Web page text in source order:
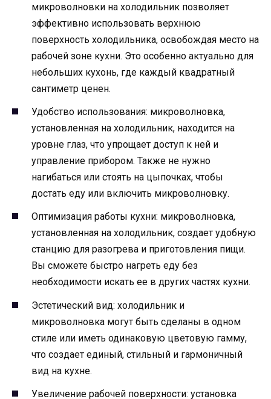
микроволновки на холодильник позволяет
эффективно использовать верхнюю
поверхность холодильника, освобождая место на
рабочей зоне кухни. Это особенно актуально для
небольших кухонь, где каждый квадратный
сантиметр ценен.
Удобство использования: микроволновка,
установленная на холодильник, находится на
уровне глаз, что упрощает доступ к ней и
управление прибором. Также не нужно
нагибаться или стоять на цыпочках, чтобы
достать еду или включить микроволновку.
Оптимизация работы кухни: микроволновка,
установленная на холодильник, создает удобную
станцию для разогрева и приготовления пищи.
Вы сможете быстро нагреть еду без
необходимости искать ее в других частях кухни.
Эстетический вид: холодильник и
микроволновка могут быть сделаны в одном
стиле или иметь одинаковую цветовую гамму,
что создает единый, стильный и гармоничный
вид на кухне.
Увеличение рабочей поверхности: установка